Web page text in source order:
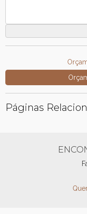
Páginas